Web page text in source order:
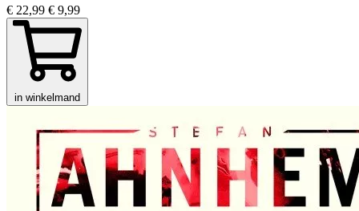
€ 22,99 € 9,99
in winkelmand